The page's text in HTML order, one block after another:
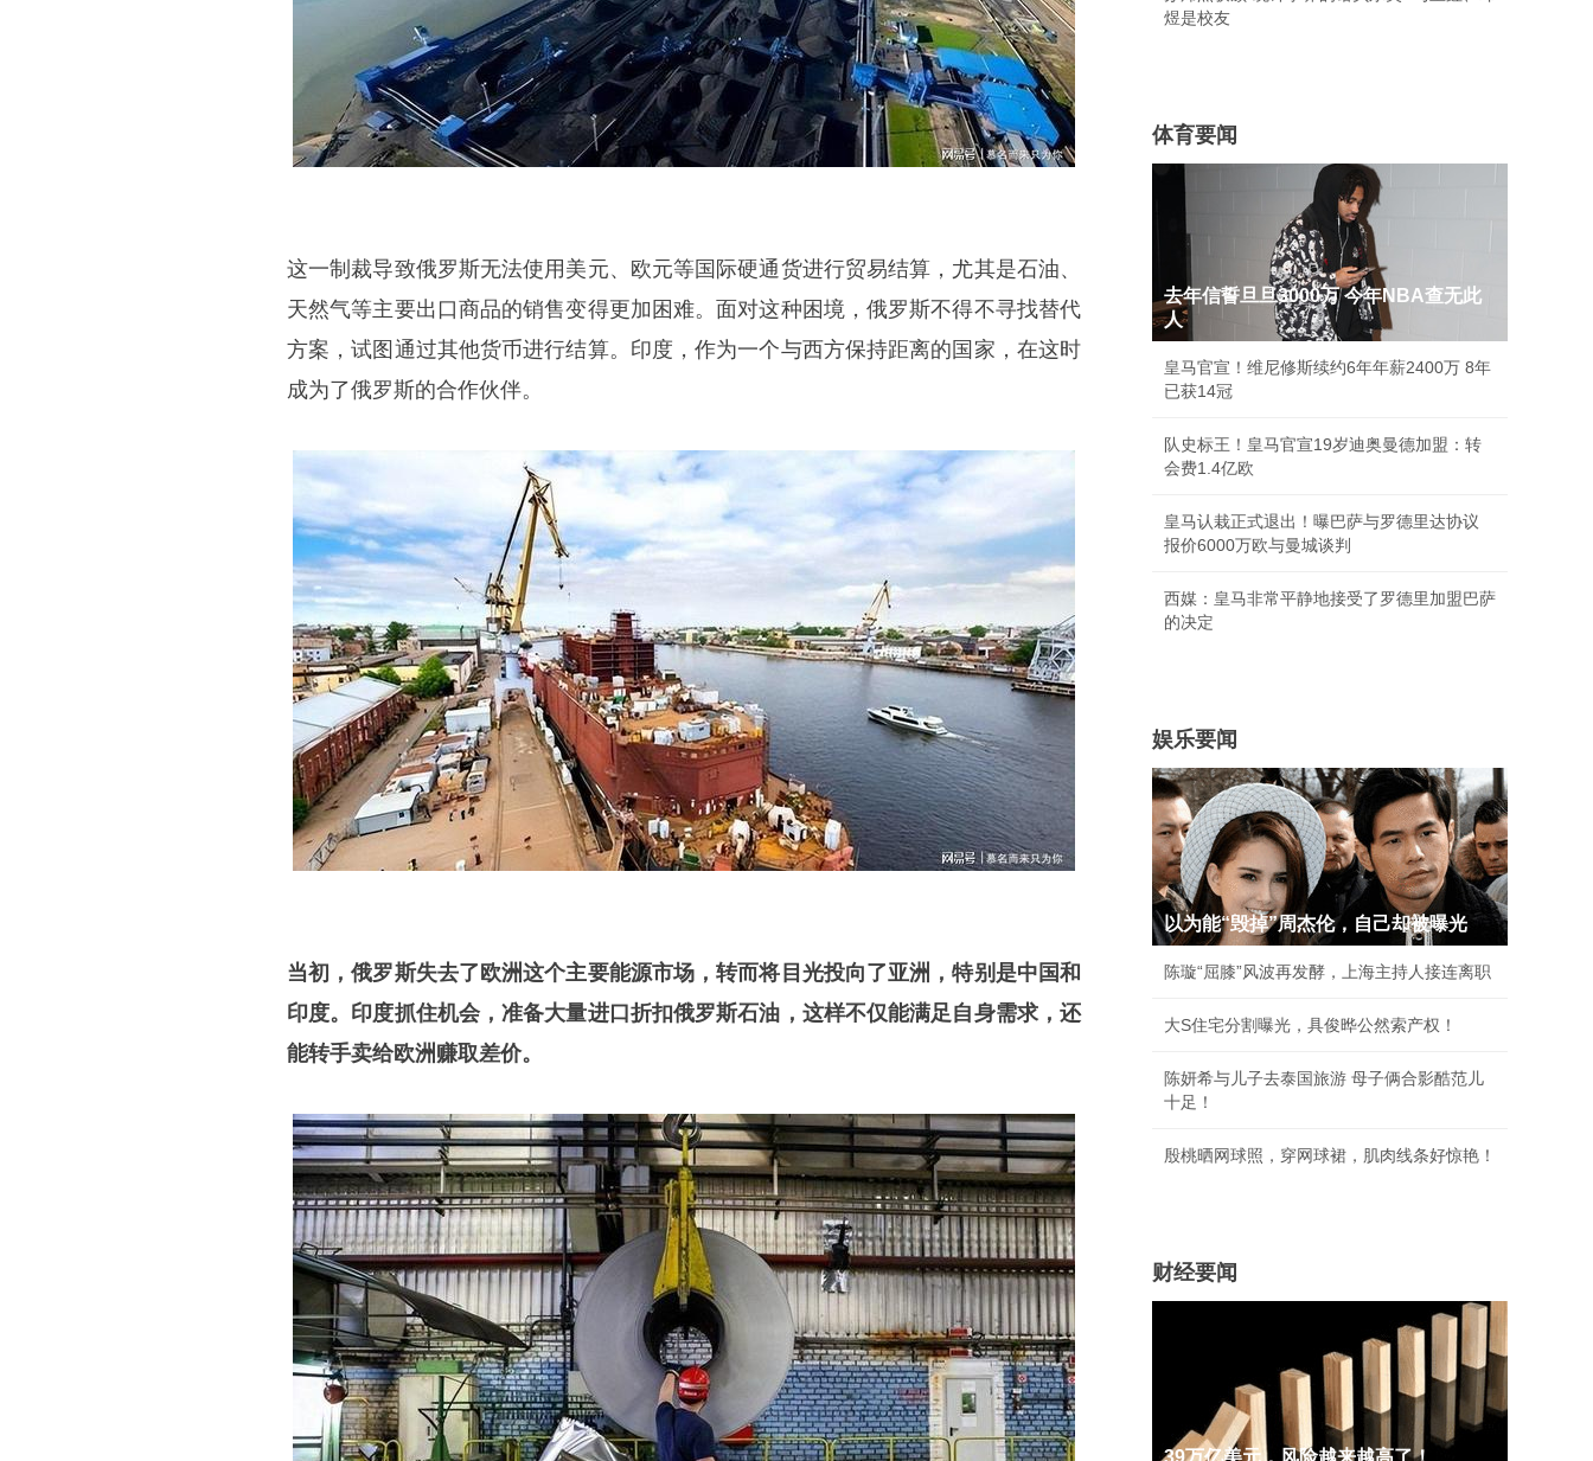
这一制裁导致俄罗斯无法使用美元、欧元等国际硬通货进行贸易结算，尤其是石油、
天然气等主要出口商品的销售变得更加困难。面对这种困境，俄罗斯不得不寻找替代
方案，试图通过其他货币进行结算。印度，作为一个与西方保持距离的国家，在这时
成为了俄罗斯的合作伙伴。
当初，俄罗斯失去了欧洲这个主要能源市场，转而将目光投向了亚洲，特别是中国和
印度。印度抓住机会，准备大量进口折扣俄罗斯石油，这样不仅能满足自身需求，还
能转手卖给欧洲赚取差价。
煜是校友
体育要闻
去年信誓旦旦3000万 今年NBA查无此
人
皇马官宣！维尼修斯续约6年年薪2400万 8年
已获14冠
队史标王！皇马官宣19岁迪奥曼德加盟：转
会费1.4亿欧
皇马认栽正式退出！曝巴萨与罗德里达协议
报价6000万欧与曼城谈判
西媒：皇马非常平静地接受了罗德里加盟巴萨
的决定
娱乐要闻
以为能“毁掉”周杰伦，自己却被曝光
陈璇“屈膝”风波再发酵，上海主持人接连离职
大S住宅分割曝光，具俊晔公然索产权！
陈妍希与儿子去泰国旅游 母子俩合影酷范儿
十足！
殷桃晒网球照，穿网球裙，肌肉线条好惊艳！
财经要闻
39万亿美元，风险越来越高了！